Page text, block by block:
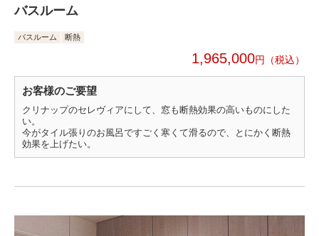
バスルーム
バスルーム 断熱
1,965,000円
お客様のご要望
クリナップのセレヴィアにして、窓も断熱効果の高いものにした
い。
今がタイル張りのお風呂ですごく寒くて滑るので、とにかく断熱
効果を上げたい。